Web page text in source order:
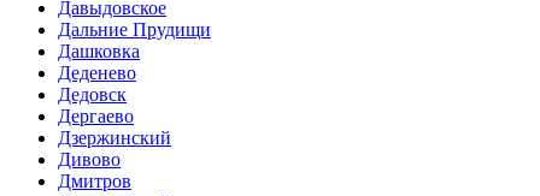
Давыдовское
Дальние Прудищи
Дашковка
Деденево
Дедовск
Дергаево
Дзержинский
Дивово
Дмитров